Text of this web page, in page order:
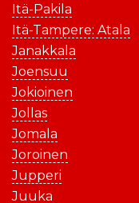
Itä-Pakila
Itä-Tampere: Atala
Janakkala
Joensuu
Jokioinen
Jollas
Jomala
Joroinen
Jupperi
Juuka